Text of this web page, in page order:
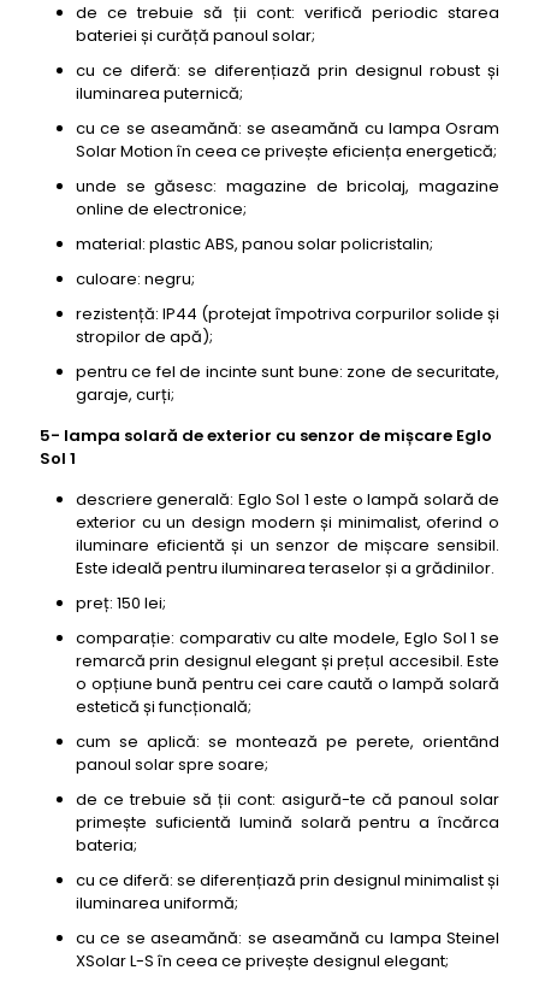
de ce trebuie să ții cont: verifică periodic starea
bateriei și curăță panoul solar;
cu ce diferă: se diferențiază prin designul robust și
iluminarea puternică;
cu ce se aseamănă: se aseamănă cu lampa Osram
Solar Motion în ceea ce privește eficiența energetică;
unde se găsesc: magazine de bricolaj, magazine
online de electronice;
material: plastic ABS, panou solar policristalin;
culoare: negru;
rezistență: IP44 (protejat împotriva corpurilor solide și
stropilor de apă);
pentru ce fel de incinte sunt bune: zone de securitate,
garaje, curți;
5- lampa solară de exterior cu senzor de mișcare Eglo
Sol 1
descriere generală: Eglo Sol 1 este o lampă solară de
exterior cu un design modern și minimalist, oferind o
iluminare eficientă și un senzor de mișcare sensibil.
Este ideală pentru iluminarea teraselor și a grădinilor.
preț: 150 lei;
comparație: comparativ cu alte modele, Eglo Sol 1 se
remarcă prin designul elegant și prețul accesibil. Este
o opțiune bună pentru cei care caută o lampă solară
estetică și funcțională;
cum se aplică: se montează pe perete, orientând
panoul solar spre soare;
de ce trebuie să ții cont: asigură-te că panoul solar
primește suficientă lumină solară pentru a încărca
bateria;
cu ce diferă: se diferențiază prin designul minimalist și
iluminarea uniformă;
cu ce se aseamănă: se aseamănă cu lampa Steinel
XSolar L-S în ceea ce privește designul elegant;